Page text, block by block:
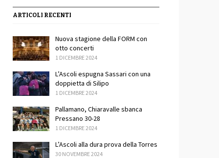
ARTICOLI RECENTI
Nuova stagione della FORM con
otto concerti
1 DICEMBRE 2024
L’Ascoli espugna Sassari con una
doppietta di Silipo
1 DICEMBRE 2024
Pallamano, Chiaravalle sbanca
Pressano 30-28
1 DICEMBRE 2024
L’Ascoli alla dura prova della Torres
30 NOVEMBRE 2024